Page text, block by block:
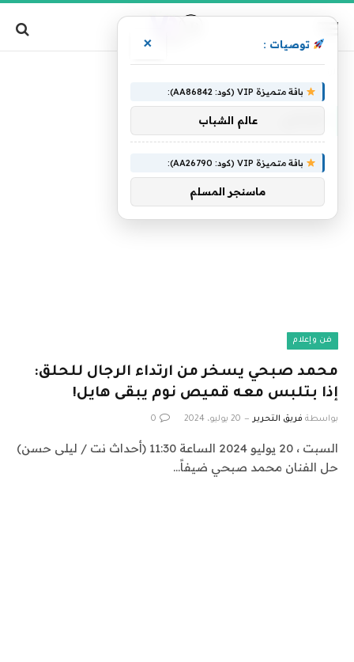
فن وإعلام
محمد صبحي يسخر من ارتداء الرجال للحلق:
إذا بتلبس معه قميص نوم يبقى هايل!
بواسطة فريق التحرير 20 يوليو، 2024 0
السبت ، 20 يوليو 2024 الساعة 11:30 (أحداث نت / ليلى حسن)
حل الفنان محمد صبحي ضيفاً…
توصيات : ×
باقة متميزة VIP (كود: AA86842):
عالم الشباب
باقة متميزة VIP (كود: AA26790):
ماسنجر المسلم